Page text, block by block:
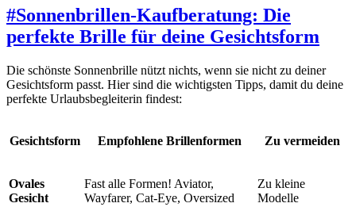
#Sonnenbrillen-Kaufberatung: Die
perfekte Brille für deine Gesichtsform
Die schönste Sonnenbrille nützt nichts, wenn sie nicht zu deiner
Gesichtsform passt. Hier sind die wichtigsten Tipps, damit du deine
perfekte Urlaubsbegleiterin findest:
Gesichtsform Empfohlene Brillenformen Zu vermeiden
Ovales
Gesicht
Fast alle Formen! Aviator,
Wayfarer, Cat-Eye, Oversized
Zu kleine
Modelle